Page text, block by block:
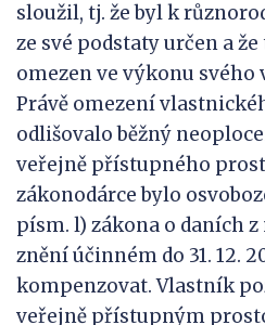
sloužil, tj. že byl k
ze své podstaty určen a
omezen ve výkonu
Právě omezení
odlišovalo běžný
veřejně přístupného
zákonodárce bylo
písm. l) zákona o daních
znění účinném do 31. 12.
kompenzovat. Vlastník
veřejně přístupným